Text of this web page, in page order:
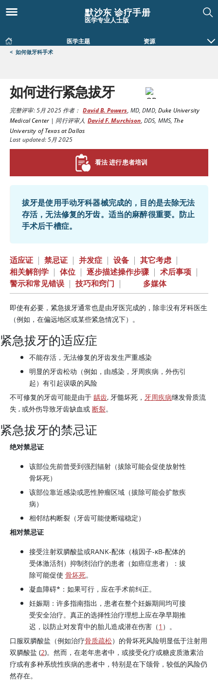
默沙东 诊疗手册
医学专业人士版
医学主题 资源
< 如何做牙科手术
如何进行紧急拔牙
完整评审:5月 2025作者： David B. Powers, MD, DMD,Duke University
Medical Center| 同行评审人 David F. Murchison, DDS, MMS, The
University of Texas at Dallas
Last updated: 5月 2025
看法 进行患者培训
拔牙是使用手动牙科器械完成的，目的是去除无法
存活，无法修复的牙齿。适当的麻醉很重要。防止
手术后干槽症。
适应证 | 禁忌证 | 并发症 | 设备 | 其它考虑 |
相关解剖学 | 体位 | 逐步描述操作步骤 | 术后事项 |
警示和常见错误 | 技巧和窍门 | 多媒体
即使有必要，紧急拔牙通常也是由牙医完成的，除非没有牙科医生
（例如，在偏远地区或某些紧急情况下）。
紧急拔牙的适应症
不能存活，无法修复的牙齿发生严重感染
明显的牙齿松动（例如，由感染，牙周疾病，外伤引
起）有引起误吸的风险
不可修复的牙齿可能是由于 龋齿, 牙髓坏死， 牙周疾病继发骨质流
失 , 或外伤导致牙齿缺血或 断裂。
紧急拔牙的禁忌证
绝对禁忌证
该部位先前曾受到强烈辐射（拔除可能会促使放射性
骨坏死）
该部位靠近感染或恶性肿瘤区域（拔除可能会扩散疾
病）
相邻结构断裂（牙齿可能使断端稳定）
相对禁忌证
接受注射双膦酸盐或RANK-配体（核因子-κB-配体的
受体激活剂）抑制剂治疗的患者（如癌症患者）：拔
除可能促使 骨坏死。
凝血障碍*：如果可行，应在手术前纠正。
妊娠期：许多指南指出，患者在整个妊娠期间均可接
受安全治疗。真正的选择性治疗理想上应在孕早期推
迟，以防止对发育中的胎儿造成潜在伤害（1 ）。
口服双膦酸盐（例如治疗骨质疏松）的骨坏死风险明显低于注射用
双膦酸盐 (2)。然而，在老年患者中，或接受化疗或糖皮质激素治
疗或有多种系统性疾病的患者中，特别是在下颌骨，较低的风险仍
然存在。